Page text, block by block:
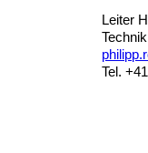
Leiter
Technik
Tel.